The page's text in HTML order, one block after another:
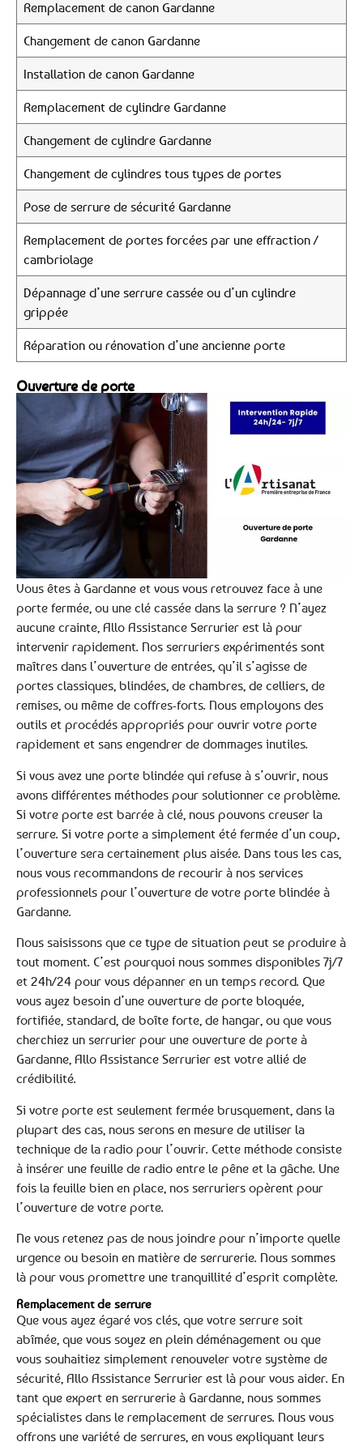
Remplacement de canon Gardanne
Changement de canon Gardanne
Installation de canon Gardanne
Remplacement de cylindre Gardanne
Changement de cylindre Gardanne
Changement de cylindres tous types de portes
Pose de serrure de sécurité Gardanne
Remplacement de portes forcées par une effraction /
cambriolage
Dépannage d’une serrure cassée ou d’un cylindre
grippée
Réparation ou rénovation d’une ancienne porte
Ouverture de porte
Vous êtes à Gardanne et vous vous retrouvez face à une
porte fermée, ou une clé cassée dans la serrure ? N’ayez
aucune crainte, Allo Assistance Serrurier est là pour
intervenir rapidement. Nos serruriers expérimentés sont
maîtres dans l’ouverture de entrées, qu’il s’agisse de
portes classiques, blindées, de chambres, de celliers, de
remises, ou même de coffres-forts. Nous employons des
outils et procédés appropriés pour ouvrir votre porte
rapidement et sans engendrer de dommages inutiles.
Si vous avez une porte blindée qui refuse à s’ouvrir, nous
avons différentes méthodes pour solutionner ce problème.
Si votre porte est barrée à clé, nous pouvons creuser la
serrure. Si votre porte a simplement été fermée d’un coup,
l’ouverture sera certainement plus aisée. Dans tous les cas,
nous vous recommandons de recourir à nos services
professionnels pour l’ouverture de votre porte blindée à
Gardanne.
Nous saisissons que ce type de situation peut se produire à
tout moment. C’est pourquoi nous sommes disponibles 7j/7
et 24h/24 pour vous dépanner en un temps record. Que
vous ayez besoin d’une ouverture de porte bloquée,
fortifiée, standard, de boîte forte, de hangar, ou que vous
cherchiez un serrurier pour une ouverture de porte à
Gardanne, Allo Assistance Serrurier est votre allié de
crédibilité.
Si votre porte est seulement fermée brusquement, dans la
plupart des cas, nous serons en mesure de utiliser la
technique de la radio pour l’ouvrir. Cette méthode consiste
à insérer une feuille de radio entre le pêne et la gâche. Une
fois la feuille bien en place, nos serruriers opèrent pour
l’ouverture de votre porte.
Ne vous retenez pas de nous joindre pour n’importe quelle
urgence ou besoin en matière de serrurerie. Nous sommes
là pour vous promettre une tranquillité d’esprit complète.
Remplacement de serrure
Que vous ayez égaré vos clés, que votre serrure soit
abîmée, que vous soyez en plein déménagement ou que
vous souhaitiez simplement renouveler votre système de
sécurité, Allo Assistance Serrurier est là pour vous aider. En
tant que expert en serrurerie à Gardanne, nous sommes
spécialistes dans le remplacement de serrures. Nous vous
offrons une variété de serrures, en vous expliquant leurs